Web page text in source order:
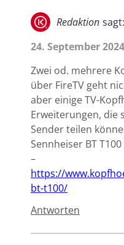
Redaktion sagt:
24. September
Zwei od. mehrere
über FireTV geht
aber einige TV-
Erweiterungen, die
Sender teilen
Sennheiser BT T100
–
https://
bt-t100/
Antworten